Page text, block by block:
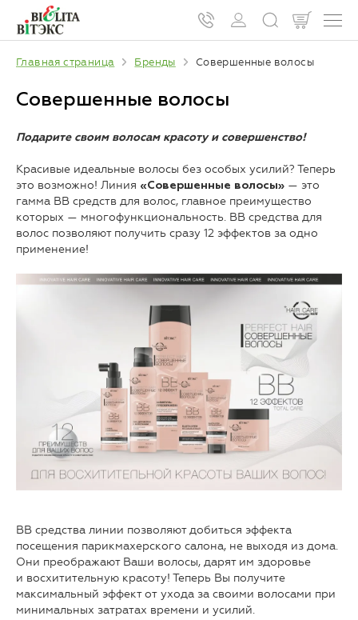
Главная страница Бренды Совершенные волосы
Совершенные волосы
Подарите своим волосам красоту и совершенство!
Красивые идеальные волосы без особых усилий? Теперь
это возможно! Линия «Совершенные волосы» — это
гамма BB средств для волос, главное преимущество
которых — многофункциональность. ВВ средства для
волос позволяют получить сразу 12 эффектов за одно
применение!
BB средства линии позволяют добиться эффекта
посещения парикмахерского салона, не выходя из дома.
Они преображают Ваши волосы, дарят им здоровье
и восхитительную красоту! Теперь Вы получите
максимальный эффект от ухода за своими волосами при
минимальных затратах времени и усилий.